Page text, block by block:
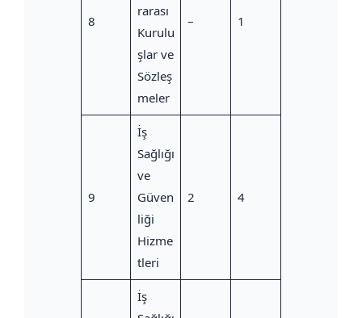
8
rarası
Kurulu
şlar ve
Sözleş
meler
– 1
9
İş
Sağlığı
ve
Güven
liği
Hizme
tleri
2 4
İş